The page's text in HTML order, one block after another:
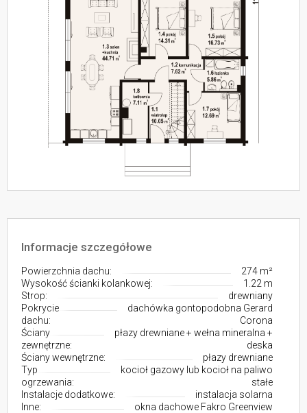
Informacje szczegółowe
Powierzchnia dachu:
274 m²
Wysokość ścianki kolankowej:
1.22 m
Strop:
drewniany
Pokrycie
dachu:
dachówka gontopodobna Gerard
Corona
Ściany
zewnętrzne:
płazy drewniane + wełna mineralna +
deska
Ściany wewnętrzne:
płazy drewniane
Typ
ogrzewania:
kocioł gazowy lub kocioł na paliwo
stałe
Instalacje dodatkowe:
instalacja solarna
Inne:
okna dachowe Fakro Greenview